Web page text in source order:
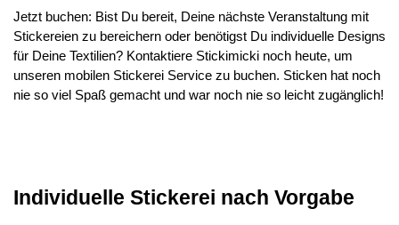
Jetzt buchen: Bist Du bereit, Deine nächste Veranstaltung mit
Stickereien zu bereichern oder benötigst Du individuelle Designs
für Deine Textilien? Kontaktiere Stickimicki noch heute, um
unseren mobilen Stickerei Service zu buchen. Sticken hat noch
nie so viel Spaß gemacht und war noch nie so leicht zugänglich!
Individuelle Stickerei nach Vorgabe